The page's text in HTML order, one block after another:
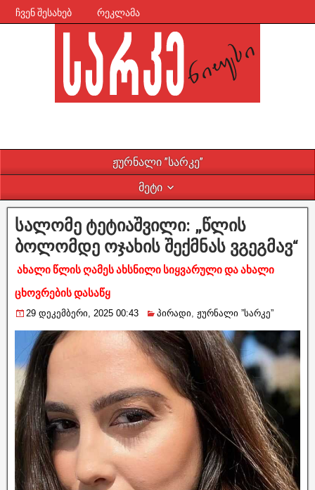
ჩვენ შესახებ რეკლამა
ჟურნალი ”სარკე”
მეტი
სალომე ტეტიაშვილი: „წლის
ბოლომდე ოჯახის შექმნას ვგეგმავ“
ახალი წლის ღამეს ახსნილი სიყვარული და ახალი
ცხოვრების დასაწყ
29 დეკემბერი, 2025 00:43 პირადი, ჟურნალი ”სარკე”